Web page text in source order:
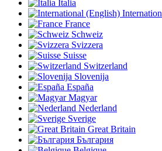
Italia
France
Schweiz
Svizzera
Suisse
Switzerland
Slovenija
España
Magyar
Nederland
Sverige
Great Britain
България